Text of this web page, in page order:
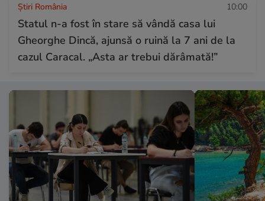
Știri România 10:00
Statul n-a fost în stare să vândă casa lui
Gheorghe Dincă, ajunsă o ruină la 7 ani de la
cazul Caracal. „Asta ar trebui dărâmată!”